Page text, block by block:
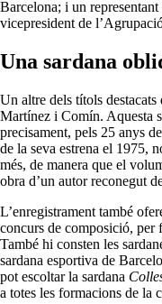
Barcelona; i un
vicepresident de
Una sardana
Un altre dels títols destacats
Martínez i Comín. Aquesta
precisament, pels 25 anys
de la seva estrena el 1975,
més, de manera que el
obra d’un autor reconegut
L’enregistrament també
concurs de composició, per
També hi consten les
sardana esportiva de
pot escoltar la sardana
a totes les formacions de la